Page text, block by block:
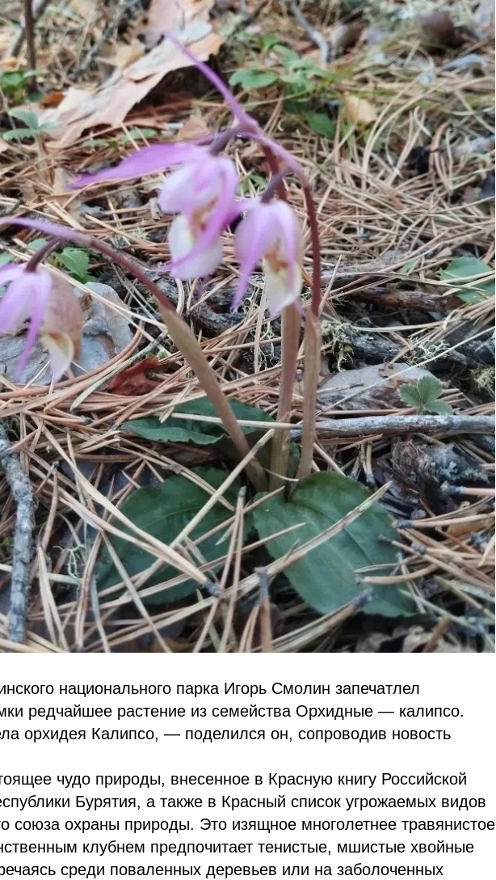
национального парка Игорь Смолин запечатлел
редчайшее растение из семейства Орхидные — калипсо.
орхидея Калипсо, — поделился он, сопроводив новость
чудо природы, внесенное в Красную книгу Российской
Бурятия, а также в Красный список угрожаемых видов
союза охраны природы. Это изящное многолетнее травянистое
клубнем предпочитает тенистые, мшистые хвойные
среди поваленных деревьев или на заболоченных